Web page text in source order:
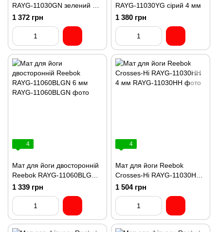
RAYG-11030GN зелений 4
мм
1 372 грн
RAYG-11030YG сірий 4 мм
1 380 грн
4
Мат для йоги двосторонній
Reebok RAYG-11060BLGN 6
мм
1 339 грн
4
Мат для йоги Reebok
Crosses-Hi RAYG-11030HH
4 мм
1 504 грн